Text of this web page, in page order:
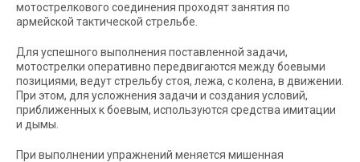
мотострелкового соединения проходят занятия по
армейской тактической стрельбе.
Для успешного выполнения поставленной задачи,
мотострелки оперативно передвигаются между боевыми
позициями, ведут стрельбу стоя, лежа, с колена, в движении.
При этом, для усложнения задачи и создания условий,
приближенных к боевым, используются средства имитации
и дымы.
При выполнении упражнений меняется мишенная